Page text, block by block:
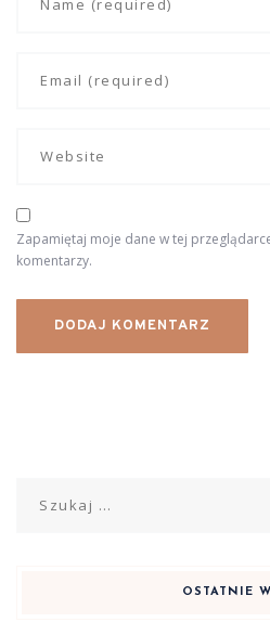
Zapamiętaj moje dane w tej
komentarzy.
OSTATNIE